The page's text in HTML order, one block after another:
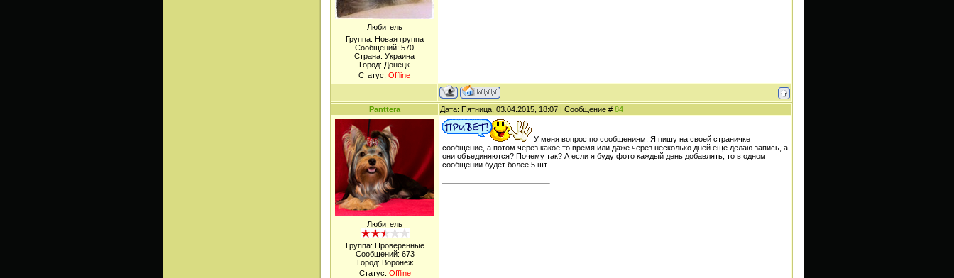
Любитель
Группа: Новая группа
Сообщений: 570
Страна: Украина
Город: Донецк
Статус: Offline
Panttera Дата: Пятница, 03.04.2015, 18:07 | Сообщение # 84
Любитель
Группа: Проверенные
Сообщений: 673
Город: Воронеж
Статус: Offline
У меня вопрос по сообщениям. Я пишу на своей страничке
сообщение, а потом через какое то время или даже через несколько дней еще делаю запись, а
они объединяются? Почему так? А если я буду фото каждый день добавлять, то в одном
сообщении будет более 5 шт.